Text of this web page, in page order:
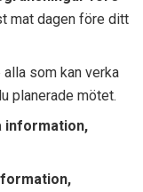
mat dagen före ditt
som kan verka
planerade mötet.
information,